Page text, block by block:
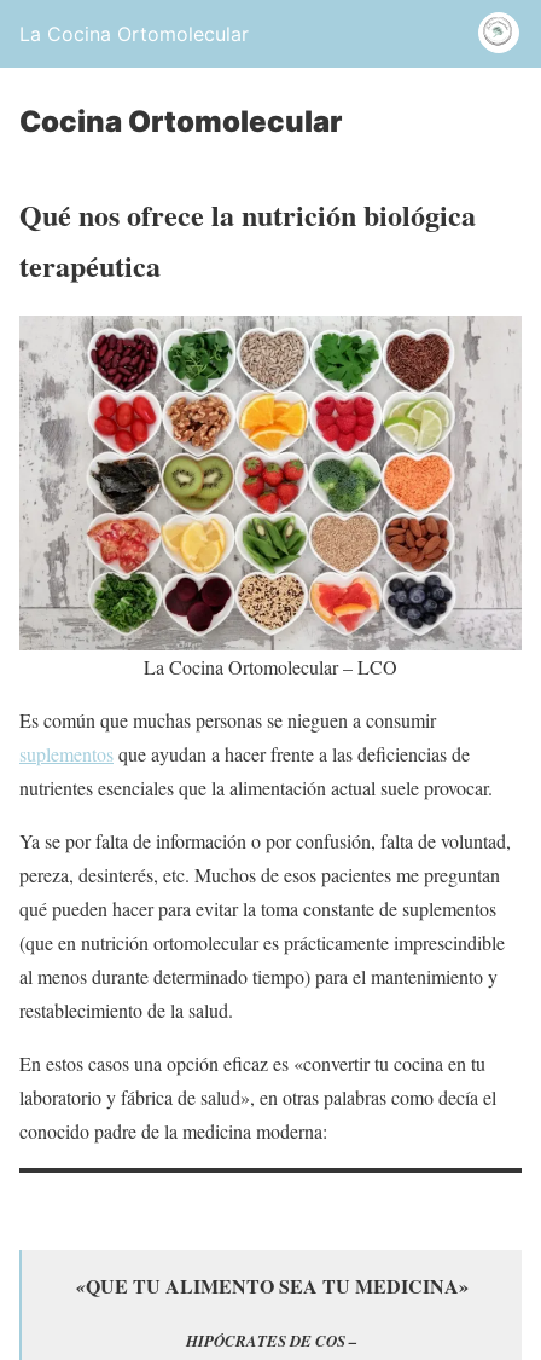
La Cocina Ortomolecular
Cocina Ortomolecular
Qué nos ofrece la nutrición biológica
terapéutica
La Cocina Ortomolecular – LCO
Es común que muchas personas se nieguen a consumir
suplementosque ayudan a hacer frente a las deficiencias de
nutrientes esenciales que la alimentación actual suele provocar.
Ya se por falta de información o por confusión, falta de voluntad,
pereza, desinterés, etc. Muchos de esos pacientes me preguntan
qué pueden hacer para evitar la toma constante de suplementos
(que en nutrición ortomolecular es prácticamente imprescindible
al menos durante determinado tiempo) para el mantenimiento y
restablecimiento de la salud.
En estos casos una opción eficaz es «convertir tu cocina en tu
laboratorio y fábrica de salud», en otras palabras como decía el
conocido padre de la medicina moderna:
«QUE TU ALIMENTO SEA TU MEDICINA»
HIPÓCRATES DE COS –